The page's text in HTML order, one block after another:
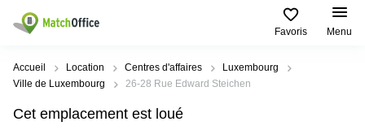
Favoris Menu
Rechercher / publier
Pages
de
Villes
Populaires
Recherches
populaires
Aide
Accueil Location Centres d'affaires
Luxembourg
Ville de Luxembourg
26-28 Rue Edward Steichen
Cet emplacement est loué